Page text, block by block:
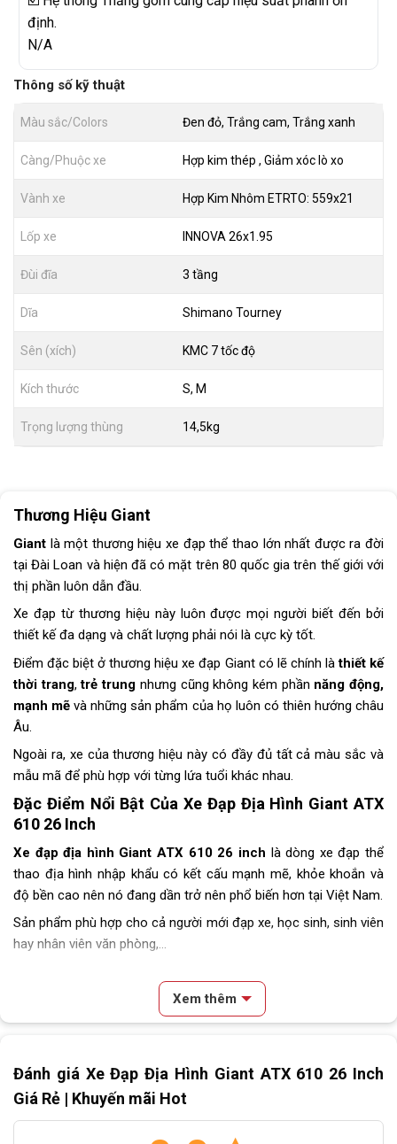
định.
N/A
Thông số kỹ thuật
Màu sắc/Colors Đen đỏ, Trắng cam, Trắng xanh
Càng/Phuộc xe Hợp kim thép , Giảm xóc lò xo
Vành xe Hợp Kim Nhôm ETRTO: 559x21
Lốp xe INNOVA 26x1.95
Đùi đĩa 3 tầng
Dĩa Shimano Tourney
Sên (xích) KMC 7 tốc độ
Kích thước S, M
Trọng lượng thùng 14,5kg
Thương Hiệu Giant
Đặc Điểm Nổi Bật Của Xe Đạp Địa Hình Giant ATX 610 26 Inch
Ghi đông thẳng, đặc trưng của dòng xe thể thao
Thương Hiệu Giant
Giant là một thương hiệu xe đạp thể thao lớn nhất được ra đời
tại Đài Loan và hiện đã có mặt trên 80 quốc gia trên thế giới với
thị phần luôn dẫn đầu.
Xe đạp từ thương hiệu này luôn được mọi người biết đến bởi
thiết kế đa dạng và chất lượng phải nói là cực kỳ tốt.
Điểm đặc biệt ở thương hiệu xe đạp Giant có lẽ chính làthiết kế
thời trang,trẻ trung nhưng cũng không kém phần năng động,
mạnh mẽ và những sản phẩm của họ luôn có thiên hướng châu
Âu.
Ngoài ra, xe của thương hiệu này có đầy đủ tất cả màu sắc và
mẫu mã để phù hợp với từng lứa tuổi khác nhau.
Đặc Điểm Nổi Bật Của Xe Đạp Địa Hình Giant ATX
610 26 Inch
Xe đạp địa hình Giant ATX 610 26 inch là dòng xe đạp thể
thao địa hình nhập khẩu có kết cấu mạnh mẽ, khỏe khoắn và
độ bền cao nên nó đang dần trở nên phổ biến hơn tại Việt Nam.
Sản phẩm phù hợp cho cả người mới đạp xe, học sinh, sinh viên
hay nhân viên văn phòng,…
nghệ chế tạo cực kỳ tiên tiến nên giúp hỗ trợ gia tăng khả năng
thích ứng va đập, phù hợp với nhiều loại hình hoạt động thể
Xe được thiết kế với kiểu dáng năng động, trẻ trung với 3 màu
sắc tươi sáng cho người dùng dễ dàng lựa chọn như: trắng
xanh, trắng cam, đen đỏ.
Yên xe gắn với khung xe đem lại cảm giác thoải mái và tạo sự
Xem thêm
Đánh giá Xe Đạp Địa Hình Giant ATX 610 26 Inch
Giá Rẻ | Khuyến mãi Hot